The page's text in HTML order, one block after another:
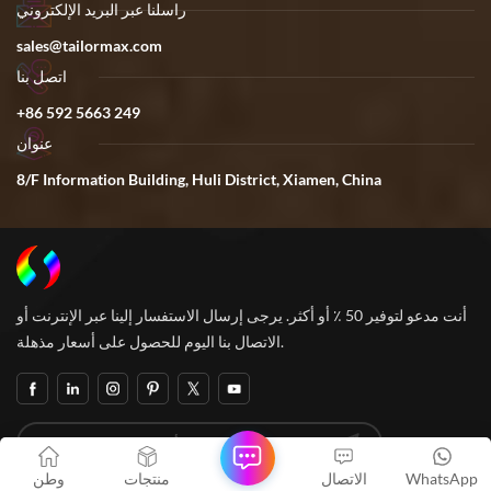
راسلنا عبر البريد الإلكتروني
sales@tailormax.com
اتصل بنا
+86 592 5663 249
عنوان
8/F Information Building, Huli District, Xiamen, China
أنت مدعو لتوفير 50 ٪ أو أكثر. يرجى إرسال الاستفسار إلينا عبر الإنترنت أو
الاتصال بنا اليوم للحصول على أسعار مذهلة.
وطن منتجات WhatsApp الاتصال